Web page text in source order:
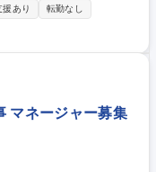
力会社への指示、顧客折
中心とした電気工事にお
担当。下請けの協力会社
います。現場での実作業
成等も事務体制が完備さ
に入り、将来的に管理職
援あり
転勤なし
マネージャー募集